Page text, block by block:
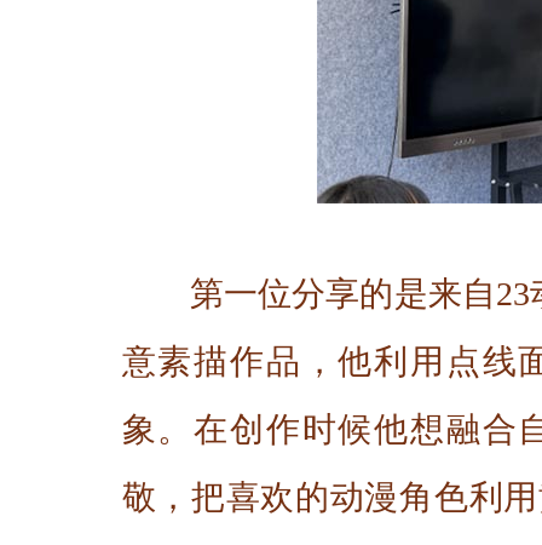
第一位分享的是来自
意素描作品，他利用点线
象。在创作时候他想融合
敬，把喜欢的动漫角色利